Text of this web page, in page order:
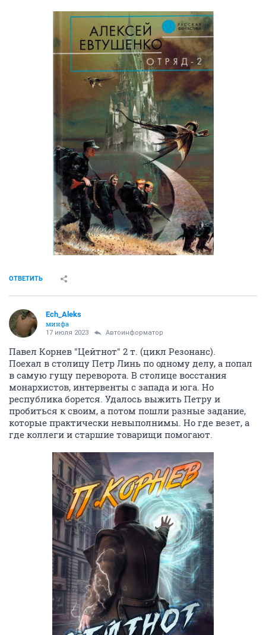
ОТВЕТИТЬ
Ech_Aleks
минфа
17 июля 2023 Автоинформатор
Павел Корнев "Цейтнот" 2 т. (цикл Резонанс).
Поехал в столицу Петр Линь по одному делу, а попал
в самую гущу переворота. В столице восстания
монархистов, интервенты с запада и юга. Но
республика борется. Удалось выжить Петру и
пробиться к своим, а потом пошли разные задание,
которые практически невыполнимы. Но где везет, а
где коллеги и старшие товарищи помогают.